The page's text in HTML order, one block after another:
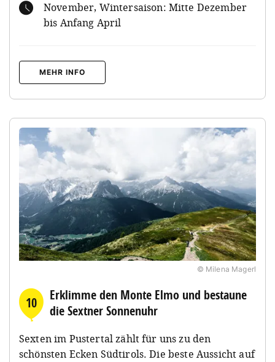
November, Wintersaison: Mitte Dezember
bis Anfang April
MEHR INFO
© Milena Magerl
10
Erklimme den Monte Elmo und bestaune
die Sextner Sonnenuhr
Sexten im Pustertal zählt für uns zu den
schönsten Ecken Südtirols. Die beste Aussicht auf